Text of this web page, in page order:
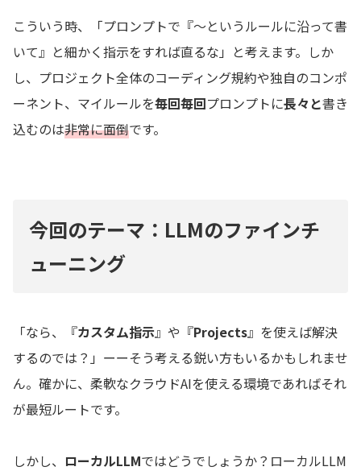
こういう時、「プロンプトで『〜というルールに沿って書
いて』と細かく指示をすれば直るな」と考えます。しか
し、プロジェクト全体のコーディング規約や独自のコンポ
ーネント、マイルールを毎回毎回プロンプトに長々と書き
込むのは非常に面倒です。
今回のテーマ：LLMのファインチ
ューニング
「なら、『カスタム指示』や『Projects』を使えば解決
するのでは？」ーーそう考える鋭い方もいるかもしれませ
ん。確かに、柔軟なクラウドAIを使える環境であればそれ
が最短ルートです。
しかし、 ローカルLLMではどうでしょうか？ローカルLLM